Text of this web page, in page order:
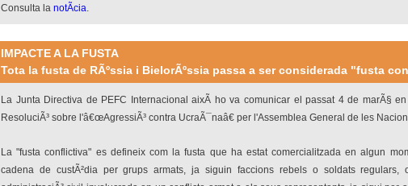
Consulta la notÃ­cia.
IMPACTE A LA FUSTA
Tota la fusta de RÃºssia i BielorÃºssia passa a ser considerada "fusta
La Junta Directiva de PEFC Internacional aixÃ­ ho va comunicar el passat 4 de marÃ§
ResoluciÃ³ sobre l'â€œAgressiÃ³ contra UcraÃ¯naâ€ per l'Assemblea General de les
La "fusta conflictiva" es defineix com la fusta que ha estat comercialitzada en algun
cadena de custÃ²dia per grups armats, ja siguin faccions rebels o soldats regulars,